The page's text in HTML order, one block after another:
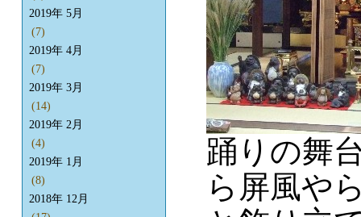
踊りの舞
ら屏風や
2019年 5月
(7)
2019年 4月
(7)
2019年 3月
(14)
2019年 2月
(4)
2019年 1月
(8)
2018年 12月